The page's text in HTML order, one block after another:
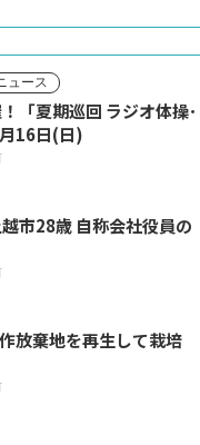
ュース
「夏期巡回 ラジオ体操･
16日(日)
市28歳 自称会社役員の
放棄地を再生して栽培